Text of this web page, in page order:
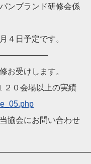
ランド研修会係
４日予定です。
——
お受けします。
０会場以上の実績
協会にお問い合わせ